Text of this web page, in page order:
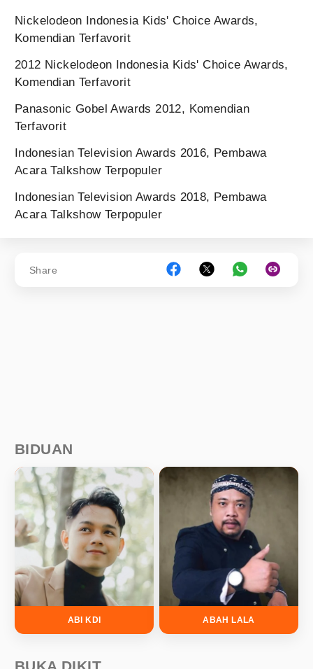
Nickelodeon Indonesia Kids' Choice Awards,
Komendian Terfavorit
2012 Nickelodeon Indonesia Kids' Choice Awards,
Komendian Terfavorit
Panasonic Gobel Awards 2012, Komendian
Terfavorit
Indonesian Television Awards 2016, Pembawa
Acara Talkshow Terpopuler
Indonesian Television Awards 2018, Pembawa
Acara Talkshow Terpopuler
Share
BIDUAN
ABI KDI ABAH LALA